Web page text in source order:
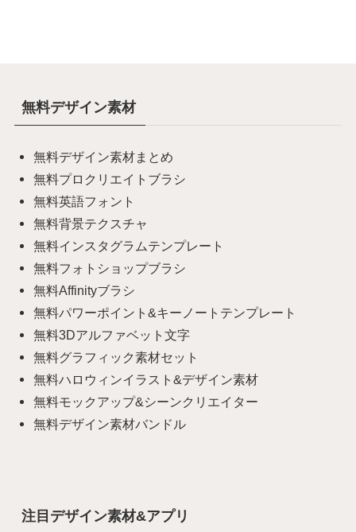
無料デザイン素材
無料デザイン素材まとめ
無料プロクリエイトブラシ
無料英語フォント
無料背景テクスチャ
無料インスタグラムテンプレート
無料フォトショップブラシ
無料Affinityブラシ
無料パワーポイント&キーノートテンプレート
無料3Dアルファベット文字
無料グラフィック素材セット
無料ハロウィンイラスト&デザイン素材
無料モックアップ&シーンクリエイター
無料デザイン素材バンドル
注目デザイン素材&アプリ